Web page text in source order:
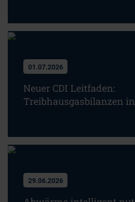
01.07.2026
Neuer CDI Leitfaden:
Treibhausgasbilanzen
29.06.2026